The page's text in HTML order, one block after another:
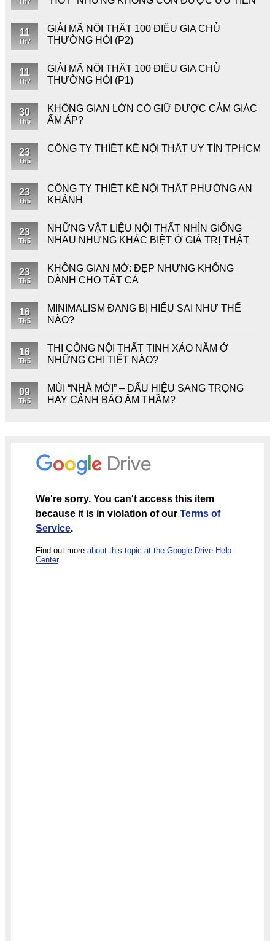
11
Th7
GIẢI MÃ NỘI THẤT 100 ĐIỀU GIA CHỦ
THƯỜNG HỎI (P2)
11
Th7
GIẢI MÃ NỘI THẤT 100 ĐIỀU GIA CHỦ
THƯỜNG HỎI (P1)
30
Th5
KHÔNG GIAN LỚN CÓ GIỮ ĐƯỢC CẢM GIÁC
ẤM ÁP?
23
Th5
CÔNG TY THIẾT KẾ NỘI THẤT UY TÍN TPHCM
23
Th5
CÔNG TY THIẾT KẾ NỘI THẤT PHƯỜNG AN
KHÁNH
23
Th5
NHỮNG VẬT LIỆU NỘI THẤT NHÌN GIỐNG
NHAU NHƯNG KHÁC BIỆT Ở GIÁ TRỊ THẬT
23
Th5
KHÔNG GIAN MỞ: ĐẸP NHƯNG KHÔNG
DÀNH CHO TẤT CẢ
16
Th5
MINIMALISM ĐANG BỊ HIỂU SAI NHƯ THẾ
NÀO?
16
Th5
THI CÔNG NỘI THẤT TINH XẢO NẰM Ở
NHỮNG CHI TIẾT NÀO?
09
Th5
MÙI “NHÀ MỚI” – DẤU HIỆU SANG TRỌNG
HAY CẢNH BÁO ÂM THẦM?